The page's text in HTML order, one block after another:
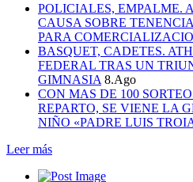
POLICIALES, EMPALME.
CAUSA SOBRE
PARA
BASQUET, CADETES.
FEDERAL TRAS UN
GIMNASIA 8.Ago
CON MAS DE 100
REPARTO, SE VIENE LA
NIÑO «PADRE LUIS
Leer más